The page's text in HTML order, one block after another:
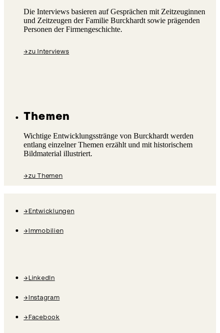
Die Interviews basieren auf Gesprächen mit Zeitzeuginnen
und Zeitzeugen der Familie Burckhardt sowie prägenden
Personen der Firmengeschichte.
→zu Interviews
Themen
Wichtige Entwicklungsstränge von Burckhardt werden
entlang einzelner Themen erzählt und mit historischem
Bildmaterial illustriert.
→zu Themen
→Entwicklungen
→Immobilien
→LinkedIn
→Instagram
→Facebook